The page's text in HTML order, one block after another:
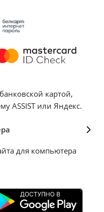
картой,
ASSIST или Яндекс.
для компьютера